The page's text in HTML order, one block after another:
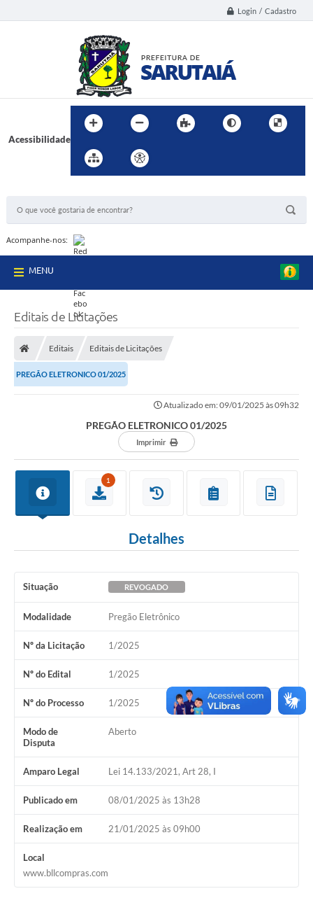
Login / Cadastro
Acessibilidade
Acompanhe-nos:
MENU
Editais de Licitações
Editais Editais de Licitações
PREGÃO ELETRONICO 01/2025
Atualizado em: 09/01/2025 às 09h32
PREGÃO ELETRONICO 01/2025
Imprimir
1
Detalhes
Situação REVOGADO
Modalidade Pregão Eletrônico
Nº da Licitação 1/2025
Nº do Edital 1/2025
Nº do Processo 1/2025
Modo de
Disputa
Aberto
Amparo Legal Lei 14.133/2021, Art 28, I
Publicado em 08/01/2025 às 13h28
Realização em 21/01/2025 às 09h00
Local
www.bllcompras.com